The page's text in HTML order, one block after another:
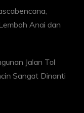
Anai dan
Jalan Tol
Sangat Dinanti